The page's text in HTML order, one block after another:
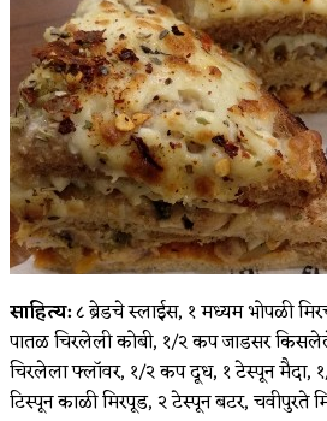
साहित्य:८ ब्रेडचे स्लाईस, १ मध्यम भोपळी
पातळ चिरलेली कोबी, १/२ कप जाडसर
चिरलेला फ्लॉवर, १/२ कप दूध, १ टेस्पून
टिस्पून काळी मिरपूड, २ टेस्पून बटर, चवीपुरते